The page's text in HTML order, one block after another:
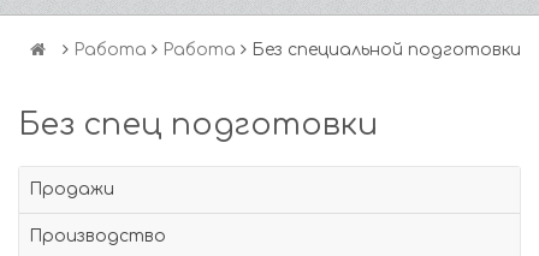
Работа Работа Без специальной подготовки
Без спец подготовки
Продажи
Производство